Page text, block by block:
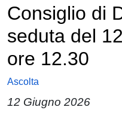
Consiglio di
seduta del
ore 12.30
Ascolta
12 Giugno 2026